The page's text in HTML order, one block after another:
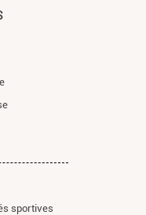
sportives